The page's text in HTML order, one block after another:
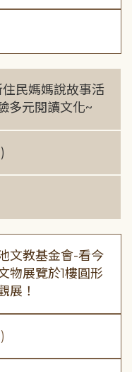
住民媽媽說故事活
多元閱讀文化~
文教基金會-看今
展覽於1樓圓形
展！